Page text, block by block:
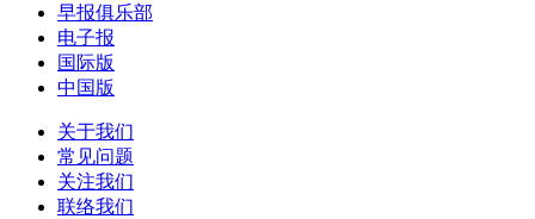
早报俱乐部
电子报
国际版
中国版
关于我们
常见问题
关注我们
联络我们